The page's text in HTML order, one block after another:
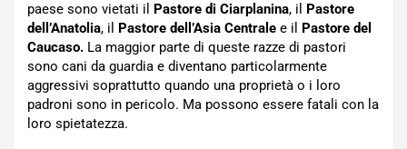
paese sono vietati il
Pastore di Ciarplanina, il
Pastore
dell’Anatolia, il Pastore dell’Asia Centrale e il
Pastore del
Caucaso. La maggior parte di queste razze di pastori
sono cani da guardia e diventano particolarmente
aggressivi soprattutto quando una proprietà o i loro
padroni sono in pericolo. Ma possono essere fatali con la
loro spietatezza.